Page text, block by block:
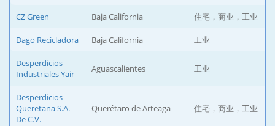
CZ Green Baja California 住宅，商业，工业
Dago Recicladora Baja California 工业
Desperdicios
Industriales Yair
Aguascalientes 工业
Desperdicios
Queretana S.A.
De C.V.
Querétaro de Arteaga 住宅，商业，工业